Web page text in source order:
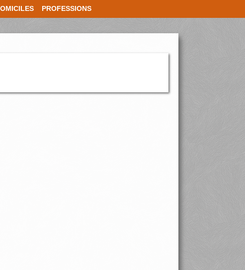
PROFESSIONS